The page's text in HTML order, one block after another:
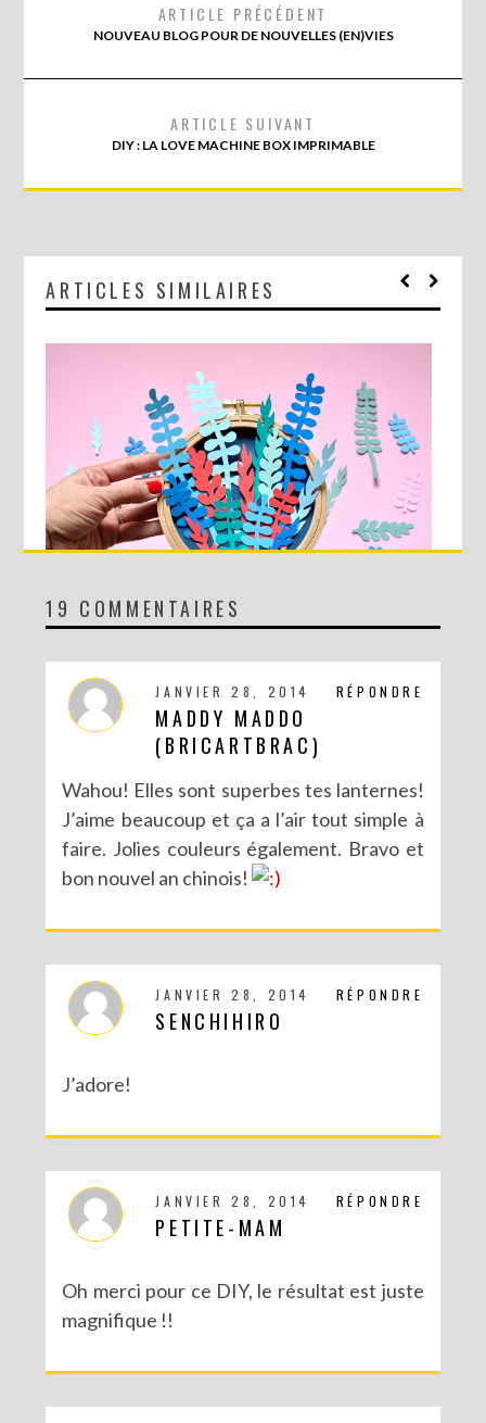
ARTICLE PRÉCÉDENT
NOUVEAU BLOG POUR DE NOUVELLES (EN)VIES
ARTICLE SUIVANT
DIY : LA LOVE MACHINE BOX IMPRIMABLE
ARTICLES SIMILAIRES
DIY MA FORÊT DE PAPIER
DIY SAINT VALENTIN : UNE CARTE POP-UP QUI BRISE LA GLACE !
19 COMMENTAIRES
RÉPONDRE
JANVIER 28, 2014
MADDY MADDO
(BRICARTBRAC)
Wahou! Elles sont superbes tes lanternes!
J’aime beaucoup et ça a l’air tout simple à
faire. Jolies couleurs également. Bravo et
bon nouvel an chinois!
RÉPONDRE
JANVIER 28, 2014
SENCHIHIRO
J’adore!
RÉPONDRE
JANVIER 28, 2014
PETITE-MAM
Oh merci pour ce DIY, le résultat est juste
magnifique !!